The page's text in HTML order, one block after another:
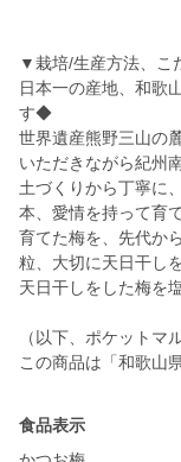
▼栽培/生産方法、こ
日本一の産地、和歌
す◆
世界遺産熊野三山の
いただきながら紀州
土づくりから丁寧に
本、愛情を持って育
育てた梅を、先代か
粒、大切に天日干し
天日干しをした梅を
（以下、ポケットマ
食品表示